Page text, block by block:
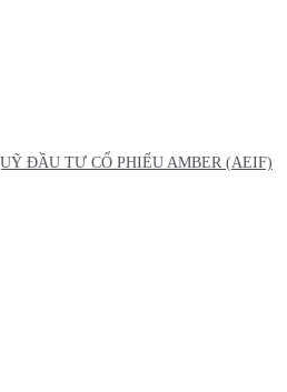
ĐẦU TƯ CỔ PHIẾU AMBER (AEIF)